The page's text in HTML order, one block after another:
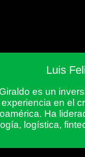
Luis
es un
en el
Ha
logística,